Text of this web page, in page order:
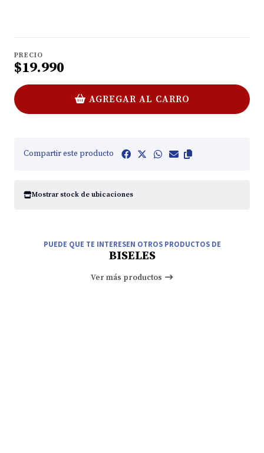
PRECIO
$19.990
AGREGAR AL CARRO
Compartir este producto
Mostrar stock de ubicaciones
PUEDE QUE TE INTERESEN OTROS PRODUCTOS DE
BISELES
Ver más productos